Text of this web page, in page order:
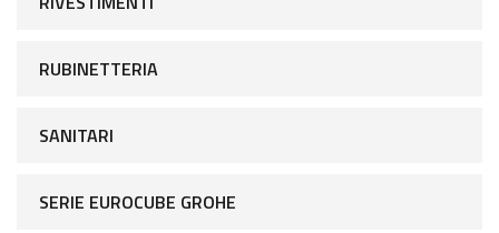
RUBINETTERIA
SANITARI
SERIE EUROCUBE GROHE